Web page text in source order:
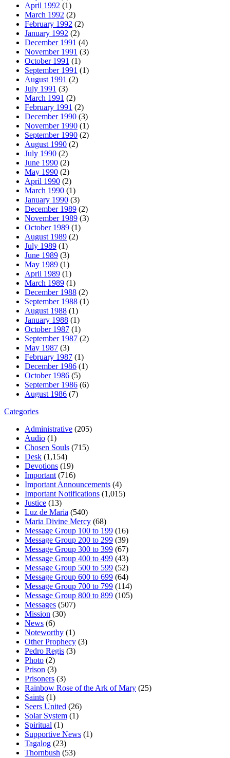
April 1992 (1)
March 1992 (2)
February 1992 (2)
January 1992 (2)
December 1991 (4)
November 1991 (3)
October 1991 (1)
September 1991 (1)
August 1991 (2)
July 1991 (3)
March 1991 (2)
February 1991 (2)
December 1990 (3)
November 1990 (1)
September 1990 (2)
August 1990 (2)
July 1990 (2)
June 1990 (2)
May 1990 (2)
April 1990 (2)
March 1990 (1)
January 1990 (3)
December 1989 (2)
November 1989 (3)
October 1989 (1)
August 1989 (2)
July 1989 (1)
June 1989 (3)
May 1989 (1)
April 1989 (1)
March 1989 (1)
December 1988 (2)
September 1988 (1)
August 1988 (1)
January 1988 (1)
October 1987 (1)
September 1987 (2)
May 1987 (3)
February 1987 (1)
December 1986 (1)
October 1986 (5)
September 1986 (6)
August 1986 (7)
Categories
Administrative (205)
Audio (1)
Chosen Souls (715)
Desk (1,154)
Devotions (19)
Important (716)
Important Announcements (4)
Important Notifications (1,015)
Justice (13)
Luz de Maria (540)
Maria Divine Mercy (68)
Message Group 100 to 199 (16)
Message Group 200 to 299 (39)
Message Group 300 to 399 (67)
Message Group 400 to 499 (43)
Message Group 500 to 599 (52)
Message Group 600 to 699 (64)
Message Group 700 to 799 (114)
Message Group 800 to 899 (105)
Messages (507)
Mission (30)
News (6)
Noteworthy (1)
Other Prophecy (3)
Pedro Regis (3)
Photo (2)
Prison (3)
Prisoners (3)
Rainbow Rose of the Ark of Mary (25)
Saints (1)
Seers United (26)
Solar System (1)
Spiritual (1)
Supportive News (1)
Tagalog (23)
Thornbush (53)